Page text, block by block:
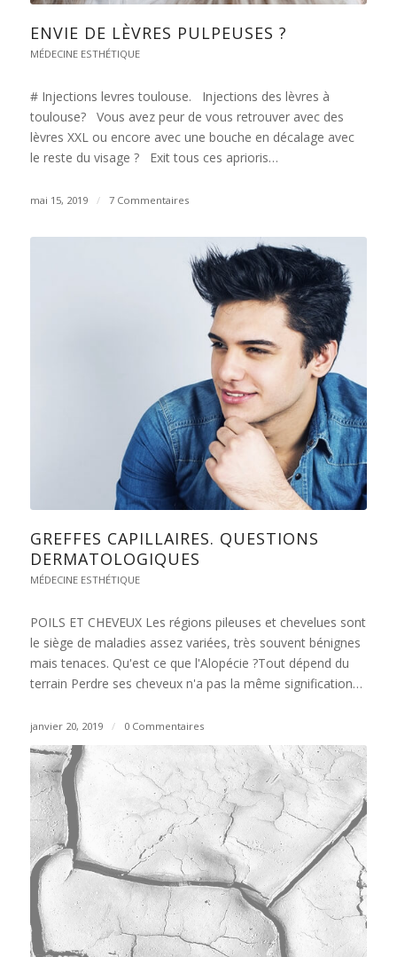
ENVIE DE LÈVRES PULPEUSES ?
MÉDECINE ESTHÉTIQUE
# Injections levres toulouse. Injections des lèvres à
toulouse? Vous avez peur de vous retrouver avec des
lèvres XXL ou encore avec une bouche en décalage avec
le reste du visage ? Exit tous ces aprioris…
mai 15, 2019 / 7 Commentaires
GREFFES CAPILLAIRES. QUESTIONS
DERMATOLOGIQUES
MÉDECINE ESTHÉTIQUE
POILS ET CHEVEUX Les régions pileuses et chevelues sont
le siège de maladies assez variées, très souvent bénignes
mais tenaces. ​ Qu'est ce que l'Alopécie ? ​ Tout dépend du
terrain Perdre ses cheveux n'a pas la même signification…
janvier 20, 2019 / 0 Commentaires